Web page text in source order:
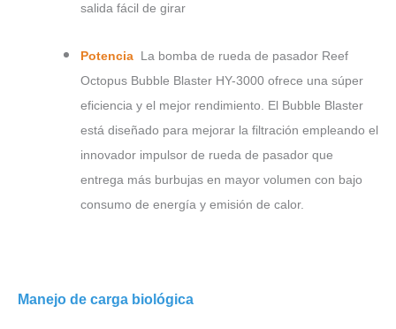
salida fácil de girar
Potencia La bomba de rueda de pasador Reef
Octopus Bubble Blaster HY-3000 ofrece una súper
eficiencia y el mejor rendimiento. El Bubble Blaster
está diseñado para mejorar la filtración empleando el
innovador impulsor de rueda de pasador que
entrega más burbujas en mayor volumen con bajo
consumo de energía y emisión de calor.
Manejo de carga biológica